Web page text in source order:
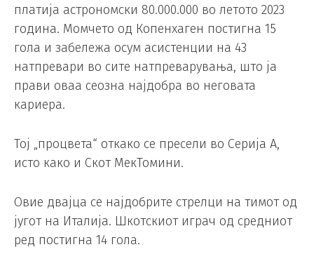
платија астрономски 80.000.000 во летото 2023
година. Момчето од Копенхаген постигна 15
гола и забележа осум асистенции на 43
натпревари во сите натпреварувања, што ја
прави оваа сеозна најдобра во неговата
кариера.
Тој „процвета“ откако се пресели во Серија А,
исто како и Скот МекТомини.
Овие двајца се најдобрите стрелци на тимот од
југот на Италија. Шкотскиот играч од средниот
ред постигна 14 гола.